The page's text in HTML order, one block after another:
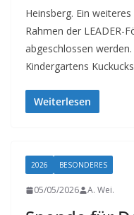
Heinsberg. Ein
Rahmen der LEADER-
abgeschlossen
Kindergartens
Weiterlesen
2026 BESONDERES
05/05/2026 A. Wei.